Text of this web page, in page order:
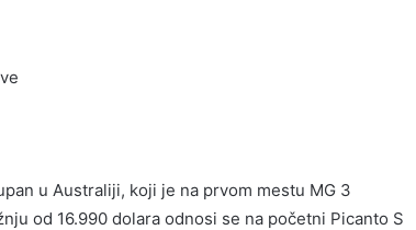
u Australiji, koji je na prvom mestu MG ​​3
od 16.990 dolara odnosi se na početni Picanto S